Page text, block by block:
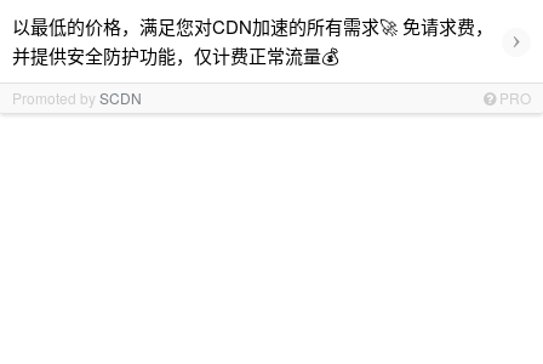
以最低的价格，满足您对CDN加速的所有需求🚀 免请求费，
并提供安全防护功能，仅计费正常流量💰
›
Promoted bySCDN PRO